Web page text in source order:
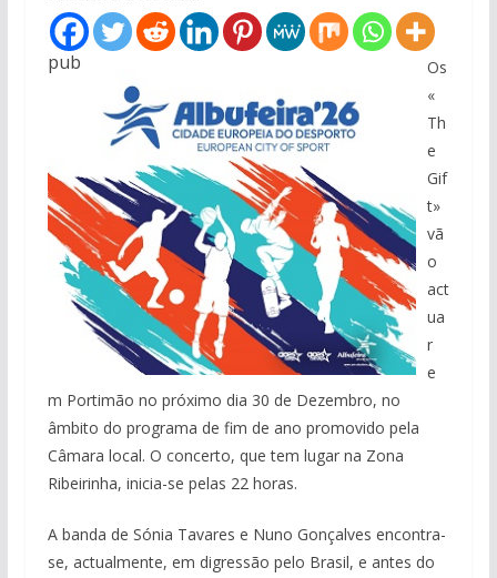
pub
Os
«
Th
e
Gif
t»
vã
o
act
ua
r
e
m Portimão no próximo dia 30 de Dezembro, no
âmbito do programa de fim de ano promovido pela
Câmara local. O concerto, que tem lugar na Zona
Ribeirinha, inicia-se pelas 22 horas.
A banda de Sónia Tavares e Nuno Gonçalves encontra-
se, actualmente, em digressão pelo Brasil, e antes do